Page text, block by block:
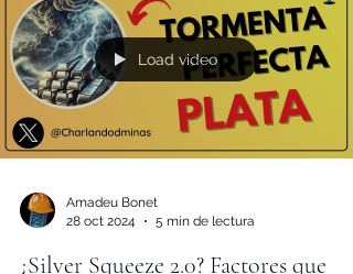
Load video
28 oct 2024
5 min de lectura